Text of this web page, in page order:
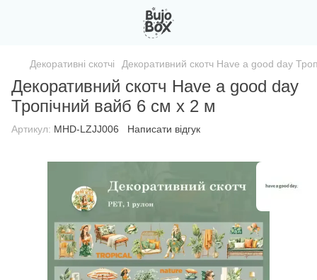
Декоративні скотчі Декоративний скотч Have a good day
Декоративний скотч Have a good day
Тропічний вайб 6 см x 2 м
Артикул: MHD-LZJJ006 Написати відгук